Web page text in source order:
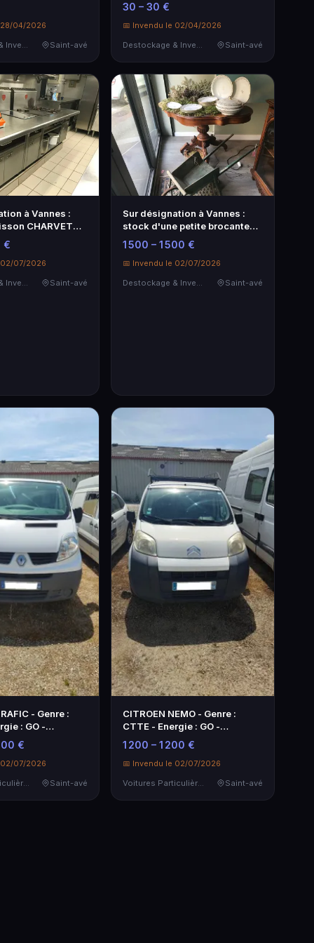
04/2026
Saint-avé
30 – 30 €
📅 Invendu le 02/04/2026
Saint-avé
à Vannes :
CHARVET
€
07/2026
Destockage & Invendus
Saint-avé
Sur désignation à Vannes :
stock d'une petite brocante
dont …
1 500 – 1 500 €
📅 Invendu le 02/07/2026
Destockage & Invendus
Saint-avé
- Genre :
: GO -
c…€
07/2026
Voitures Particulières
Saint-avé
CITROEN NEMO - Genre :
CTTE - Energie : GO -
Kilométrage com…
1 200 – 1 200 €
📅 Invendu le 02/07/2026
Voitures Particulières
Saint-avé